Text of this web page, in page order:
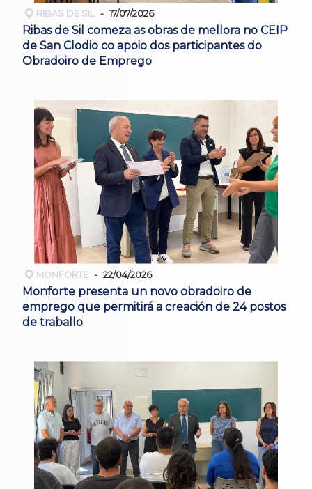
RIBAS DE SIL 17/07/2026
Ribas de Sil comeza as obras de mellora no CEIP
de San Clodio co apoio dos participantes do
Obradoiro de Emprego
MONFORTE 22/04/2026
Monforte presenta un novo obradoiro de
emprego que permitirá a creación de 24 postos
de traballo